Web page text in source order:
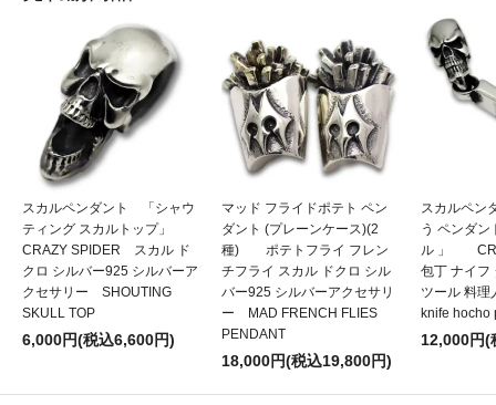
スカルペンダント 「シャウ
ティング スカルトップ」
CRAZY SPIDER スカル ド
クロ シルバー925 シルバーア
クセサリー SHOUTING
SKULL TOP
6,000円(税込6,600円)
マッド フライドポテト ペン
ダント (プレーンケース)(2
種) ポテトフライ フレン
チフライ スカル ドクロ シル
バー925 シルバーアクセサリ
ー MAD FRENCH FLIES
PENDANT
18,000円(税込19,800円)
スカルペン
う ペンダン
ル 」
包丁 ナイフ
ツール 料
knife hocho
12,000円(